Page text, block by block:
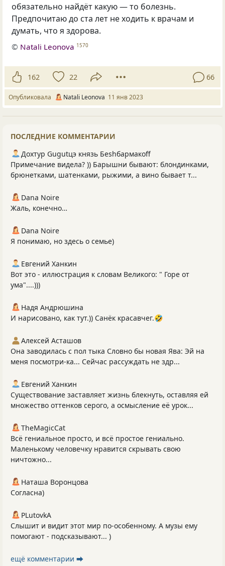
обязательно найдёт какую — то болезнь.
Предпочитаю до ста лет не ходить к врачам и
думать, что я здорова.
© Natali Leonova 1570
162 22 66
Опубликовала Natali Leonova 11 янв 2023
ПОСЛЕДНИЕ КОММЕНТАРИИ
Дохтур Gugutцэ князь Беshбармакоff
Примечание видела? )) Барышни бывают: блондинками,
брюнетками, шатенками, рыжими, а вино бывает т...
Dana Noire
Жаль, конечно…
Dana Noire
Я понимаю, но здесь о семье)
Евгений Ханкин
Вот это - иллюстрация к словам Великого: " Горе от
ума"....)))
Надя Андрюшина
И нарисовано, как тут.)) Санёк красавчег.🤣
Алексей Асташов
Она заводилась с пол тыка Словно бы новая Ява: Эй на
меня посмотри-ка... Сейчас рассуждать не здр...
Евгений Ханкин
Существование заставляет жизнь блекнуть, оставляя ей
множество оттенков серого, а осмысление её урок...
TheMagicCat
Всё гениальное просто, и всё простое гениально.
Маленькому человечку нравится скрывать свою
ничтожно...
Наташа Воронцова
Согласна)
PLutоvkА
Слышит и видит этот мир по-особенному. А музы ему
помогают - подсказывают... )
ещё комментарии ⮕